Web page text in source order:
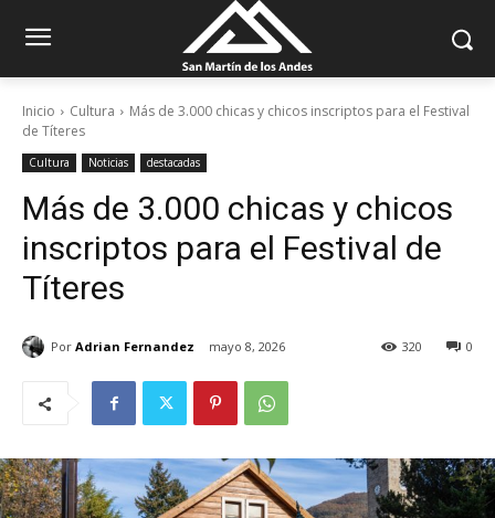
Inicio Cultura
Más de 3.000 chicas y chicos inscriptos para el Festival
de Títeres
Cultura Noticias destacadas
Más de 3.000 chicas y chicos
inscriptos para el Festival de
Títeres
Por Adrian Fernandez mayo 8, 2026 0
320